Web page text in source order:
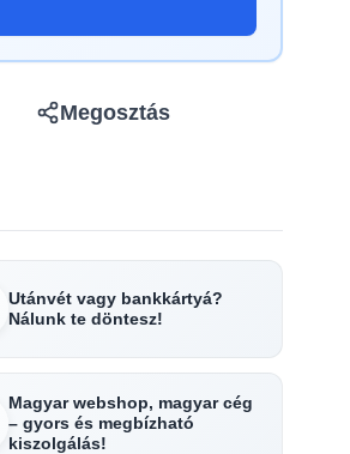
Megosztás
Utánvét vagy bankkártyá?
Nálunk te döntesz!
Magyar webshop, magyar cég
– gyors és megbízható
kiszolgálás!